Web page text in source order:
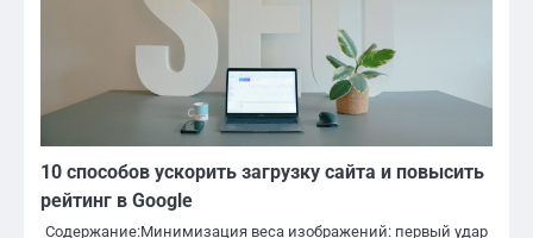
10 способов ускорить загрузку сайта и повысить
рейтинг в Google
Содержание:Минимизация веса изображений: первый удар